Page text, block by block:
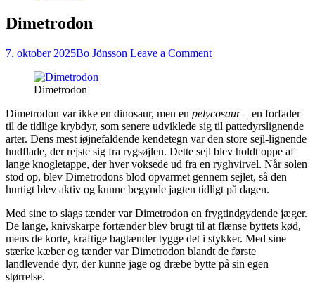
Dimetrodon
7. oktober 2025Bo Jönsson Leave a Comment
Dimetrodon
Dimetrodon var ikke en dinosaur, men en pelycosaur– en forfader
til de tidlige krybdyr, som senere udviklede sig til pattedyrslignende
arter. Dens mest iøjnefaldende kendetegn var den store sejl-lignende
hudflade, der rejste sig fra rygsøjlen. Dette sejl blev holdt oppe af
lange knogletappe, der hver voksede ud fra en ryghvirvel. Når solen
stod op, blev Dimetrodons blod opvarmet gennem sejlet, så den
hurtigt blev aktiv og kunne begynde jagten tidligt på dagen.
Med sine to slags tænder var Dimetrodon en frygtindgydende jæger.
De lange, knivskarpe fortænder blev brugt til at flænse byttets kød,
mens de korte, kraftige bagtænder tygge det i stykker. Med sine
stærke kæber og tænder var Dimetrodon blandt de første
landlevende dyr, der kunne jage og dræbe bytte på sin egen
størrelse.